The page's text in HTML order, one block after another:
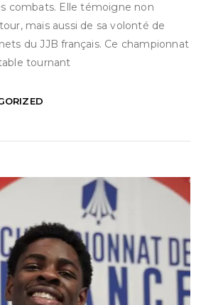
combats. Elle témoigne non
mais aussi de sa volonté de
du JJB français. Ce championnat
tournant